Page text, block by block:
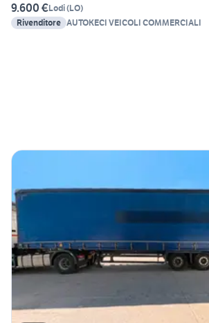
9.600 €Lodi(LO)
Rivenditore AUTOKECI VEICOLI COMMERCIALI